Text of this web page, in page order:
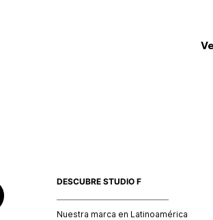
DESCUBRE STUDIO F
Nuestra marca en Latinoamérica